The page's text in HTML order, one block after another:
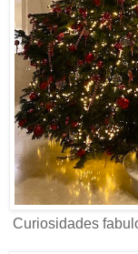
Curiosidades